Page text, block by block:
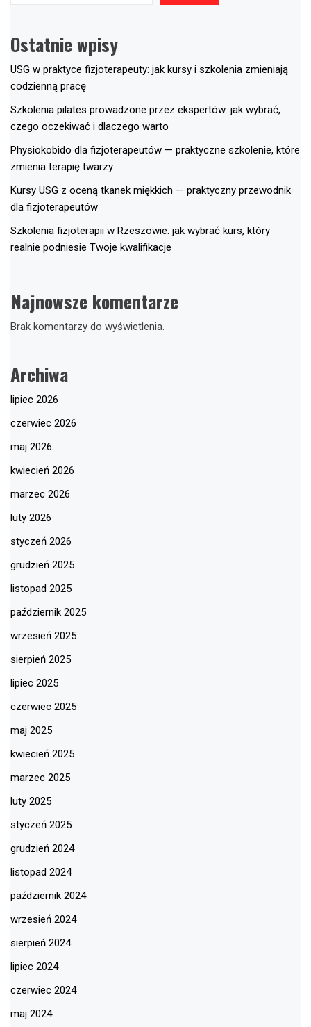
Ostatnie wpisy
USG w praktyce fizjoterapeuty: jak kursy i szkolenia zmieniają
codzienną pracę
Szkolenia pilates prowadzone przez ekspertów: jak wybrać,
czego oczekiwać i dlaczego warto
Physiokobido dla fizjoterapeutów — praktyczne szkolenie, które
zmienia terapię twarzy
Kursy USG z oceną tkanek miękkich — praktyczny przewodnik
dla fizjoterapeutów
Szkolenia fizjoterapii w Rzeszowie: jak wybrać kurs, który
realnie podniesie Twoje kwalifikacje
Najnowsze komentarze
Brak komentarzy do wyświetlenia.
Archiwa
lipiec 2026
czerwiec 2026
maj 2026
kwiecień 2026
marzec 2026
luty 2026
styczeń 2026
grudzień 2025
listopad 2025
październik 2025
wrzesień 2025
sierpień 2025
lipiec 2025
czerwiec 2025
maj 2025
kwiecień 2025
marzec 2025
luty 2025
styczeń 2025
grudzień 2024
listopad 2024
październik 2024
wrzesień 2024
sierpień 2024
lipiec 2024
czerwiec 2024
maj 2024